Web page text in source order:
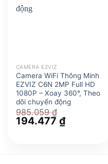
CAMERA EZVIZ
Camera WiFi Thông Minh
EZVIZ C6N 2MP Full HD
1080P – Xoay 360°, Theo
dõi chuyển động
985.059₫
Giá
gốc
194.477 ₫Giá
hiện